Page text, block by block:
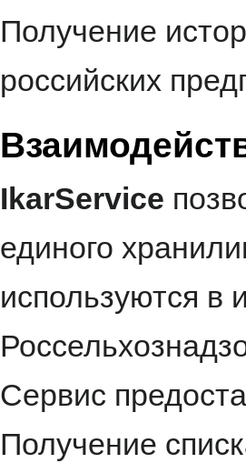
Получение
российских
IkarService
единого
используются в
Сервис
Получение